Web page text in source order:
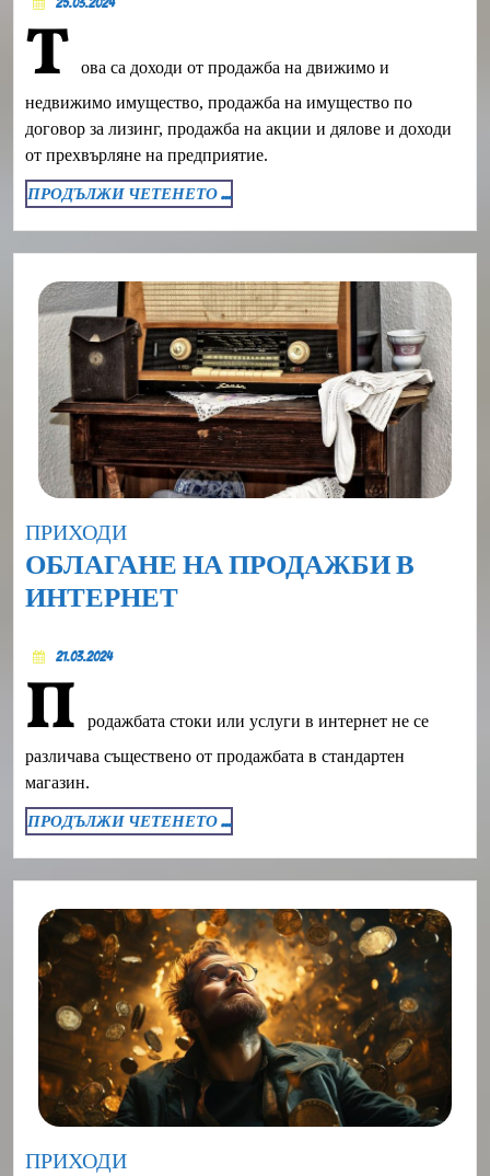
ПРАВА
ИЛИ
Т
ова са доходи от продажба на движимо и
недвижимо имущество, продажба на имущество по
договор за лизинг, продажба на акции и дялове и доходи
от прехвърляне на предприятие.
ПРОДЪЛЖИ ЧЕТЕНЕТО ...ПРОДЪЛЖИ
ПРИХОДИCategory
ОБЛАГАНЕ НА ПРОДАЖБИ В
ИНТЕРНЕТОБЛАГАНЕ
ИНТЕРНЕТ
21.03.2024
П
родажбата стоки или услуги в интернет не се
различава съществено от продажбата в стандартен
магазин.
ПРОДЪЛЖИ ЧЕТЕНЕТО ...ПРОДЪЛЖИ
ПРИХОДИCategory